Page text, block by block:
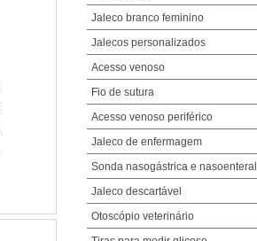
Jaleco branco feminino
Jalecos personalizados
Acesso venoso
Fio de sutura
Acesso venoso periférico
Jaleco de enfermagem
Sonda nasogástrica e nasoenteral
Jaleco descartável
Otoscópio veterinário